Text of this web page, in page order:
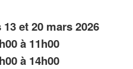
20 mars 2026
11h00
14h00